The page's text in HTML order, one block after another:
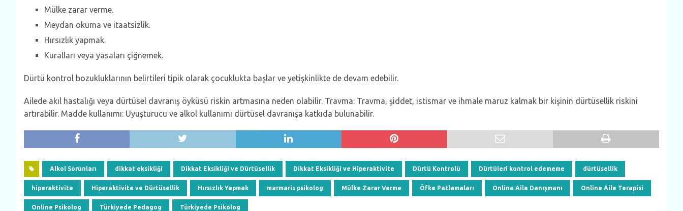
Mülke zarar verme.
Meydan okuma ve itaatsizlik.
Hırsızlık yapmak.
Kuralları veya yasaları çiğnemek.
Dürtü kontrol bozukluklarının belirtileri tipik olarak çocuklukta başlar ve yetişkinlikte de devam edebilir.
Ailede akıl hastalığı veya dürtüsel davranış öyküsü riskin artmasına neden olabilir. Travma: Travma, şiddet, istismar ve ihmale maruz kalmak bir kişinin dürtüsellik riskini
artırabilir. Madde kullanımı: Uyuşturucu ve alkol kullanımı dürtüsel davranışa katkıda bulunabilir.
Alkol Sorunları dikkat eksikliği Dikkat Eksikliği ve Dürtüsellik Dikkat Eksikliği ve Hiperaktivite Dürtü Kontrolü Dürtüleri kontrol edememe dürtüsellik
hiperaktivite Hiperaktivite ve Dürtüsellik Hırsızlık Yapmak marmaris psikolog Mülke Zarar Verme Öfke Patlamaları Online Aile Danışmanı Online Aile Terapisi
Online Psikolog Türkiyede Pedagog Türkiyede Psikolog